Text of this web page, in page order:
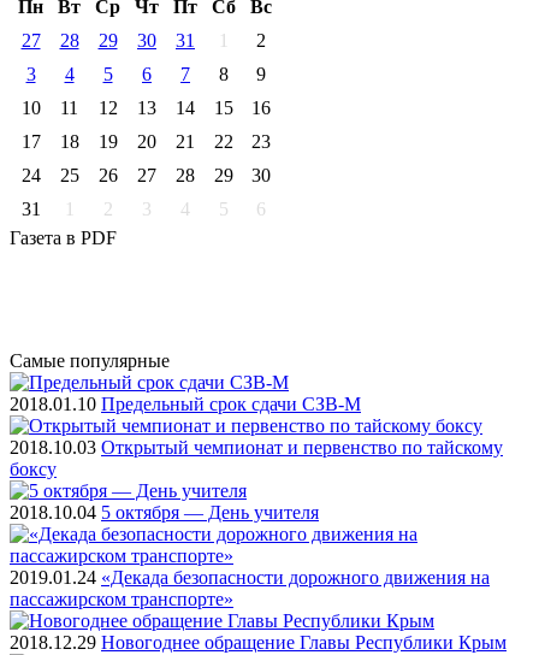
Пн
Вт Ср Чт Пт Cб
Вс
27
28 29 30 31 1
2
3
4 5 6 7 8
9
10
11 12 13 14 15
16
17
18 19 20 21 22
23
24
25 26 27 28 29
30
31
1 2 3 4 5
6
Газета в PDF
Самые популярные
2018.01.10 Предельный срок сдачи СЗВ-М
2018.10.03 Открытый чемпионат и первенство по тайскому
боксу
2018.10.04 5 октября — День учителя
2019.01.24 «Декада безопасности дорожного движения на
пассажирском транспорте»
2018.12.29 Новогоднее обращение Главы Республики Крым